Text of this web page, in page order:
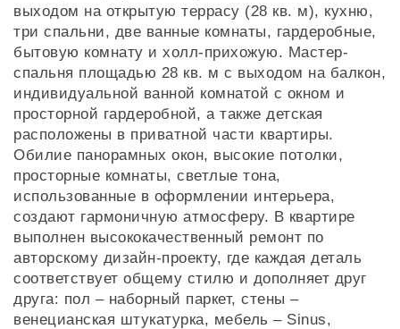
выходом на открытую террасу (28 кв. м), кухню,
три спальни, две ванные комнаты, гардеробные,
бытовую комнату и холл-прихожую. Мастер-
спальня площадью 28 кв. м с выходом на балкон,
индивидуальной ванной комнатой с окном и
просторной гардеробной, а также детская
расположены в приватной части квартиры.
Обилие панорамных окон, высокие потолки,
просторные комнаты, светлые тона,
использованные в оформлении интерьера,
создают гармоничную атмосферу. В квартире
выполнен высококачественный ремонт по
авторскому дизайн-проекту, где каждая деталь
соответствует общему стилю и дополняет друг
друга: пол – наборный паркет, стены –
венецианская штукатурка, мебель – Sinus,